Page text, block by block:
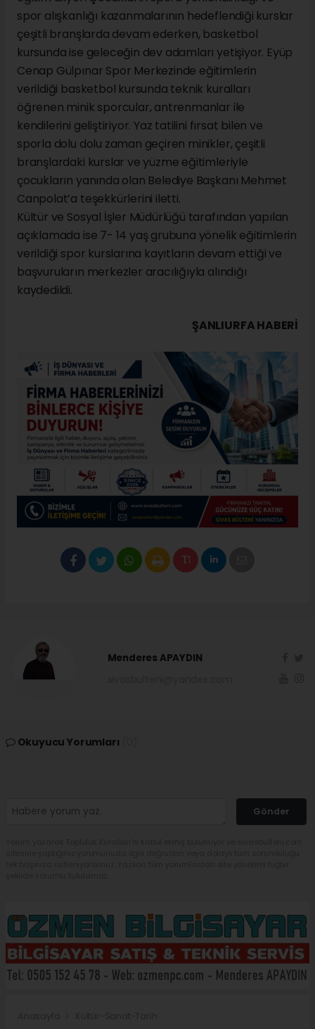
spor alışkanlığı kazanmalarının hedeflendiği kurslar
çeşitli branşlarda devam ederken, basketbol
kursunda ise geleceğin dev adamları yetişiyor. Eyüp
Cenap Gülpınar Spor Merkezinde eğitimlerin
verildiği basketbol kursunda teknik kuralları
öğrenen minik sporcular, antrenmanlar ile
kendilerini geliştiriyor. Yaz tatilini fırsat bilen ve
sporla dolu dolu zaman geçiren minikler, çeşitli
branşlardaki kurslar ve yüzme eğitimleriyle
çocukların yanında olan Belediye Başkanı Mehmet
Canpolat’a teşekkürlerini iletti.
Kültür ve Sosyal İşler Müdürlüğü tarafından yapılan
açıklamada ise 7- 14 yaş grubuna yönelik eğitimlerin
verildiği spor kurslarına kayıtların devam ettiği ve
başvuruların merkezler aracılığıyla alındığı
kaydedildi.
ŞANLIURFA HABERİ
Menderes APAYDIN
Okuyucu Yorumları
Gönder